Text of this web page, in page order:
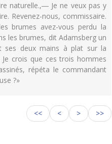
naturelle.,― Je ne veux pas y
Revenez-nous, commissaire.
brumes avez-vous perdu la
les brumes, dit Adamsberg un
ses deux mains à plat sur la
crois que ces trois hommes
répéta le commandant
?»
<< < > >>